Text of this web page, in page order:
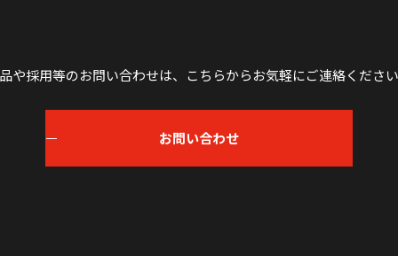
や採用等のお問い合わせは、 こちらからお気軽にご連絡くださ
お問い合わせ